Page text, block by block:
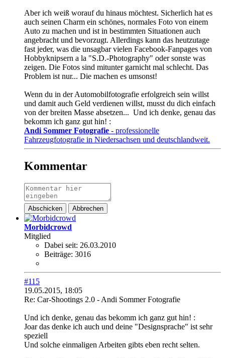
Aber ich weiß worauf du hinaus möchtest. Sicherlich hat es
auch seinen Charm ein schönes, normales Foto von einem
Auto zu machen und ist in bestimmten Situationen auch
angebracht und bevorzugt. Allerdings kann das heutzutage
fast jeder, was die unsagbar vielen Facebook-Fanpages von
Hobbyknipsern a la "S.D.-Photography" oder sonste was
zeigen. Die Fotos sind mitunter garnicht mal schlecht. Das
Problem ist nur... Die machen es umsonst!
Wenn du in der Automobilfotografie erfolgreich sein willst
und damit auch Geld verdienen willst, musst du dich einfach
von der breiten Masse absetzen... Und ich denke, genau das
bekomm ich ganz gut hin! :
Andi Sommer Fotografie - professionelle
Fahrzeugfotografie in Niedersachsen und deutschlandweit.
Kommentar
Abschicken Abbrechen
Morbidcrowd
Mitglied
Dabei seit: 26.03.2010
Beiträge: 3016
#115
19.05.2015, 18:05
Re: Car-Shootings 2.0 - Andi Sommer Fotografie
Und ich denke, genau das bekomm ich ganz gut hin! :
Joar das denke ich auch und deine "Designsprache" ist sehr
speziell
Und solche einmaligen Arbeiten gibts eben recht selten.